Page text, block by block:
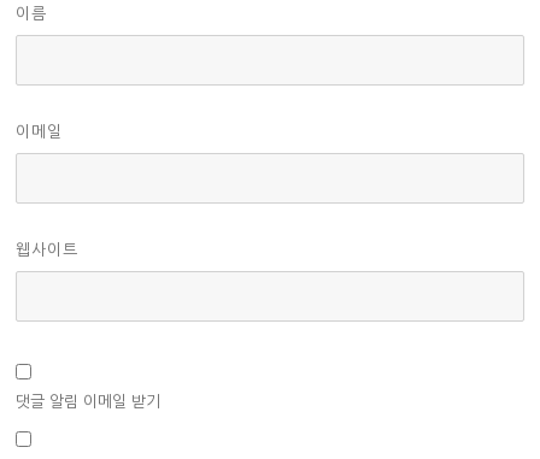
이름
이메일
웹사이트
댓글 알림 이메일 받기